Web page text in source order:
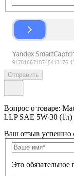
Отправить
Вопрос о товаре:
LLP SAE 5W-30 (1л)
Ваш отзыв успешно
Это обязательное